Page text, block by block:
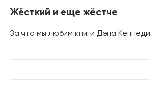
Жёсткий и еще жёстче
За что мы любим книги Дэна Кеннеди